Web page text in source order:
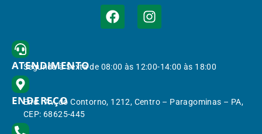
ATENDIMENTO
Segunda à Sexta de 08:00 às 12:00-14:00 às 18:00
ENDEREÇO
End.: Av. do Contorno, 1212, Centro – Paragominas – PA,
CEP: 68625-445